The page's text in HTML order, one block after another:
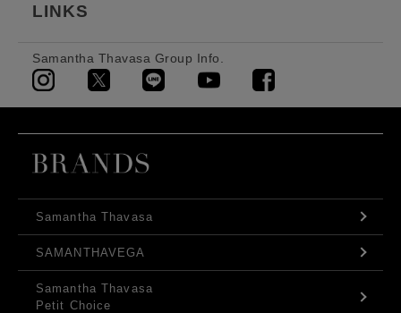
LINKS
Samantha Thavasa Group Info.
Samantha Thavasa
SAMANTHAVEGA
Samantha Thavasa
Petit Choice